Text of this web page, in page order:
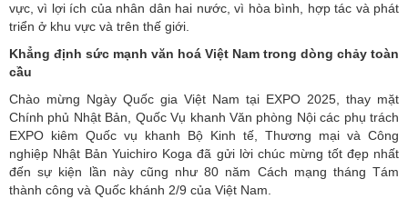
vực, vì lợi ích của nhân dân hai nước, vì hòa bình, hợp tác và phát
triển ở khu vực và trên thế giới.
Khẳng định sức mạnh văn hoá Việt Nam trong dòng chảy toàn
cầu
Chào mừng Ngày Quốc gia Việt Nam tại EXPO 2025, thay mặt
Chính phủ Nhật Bản, Quốc Vụ khanh Văn phòng Nội các phụ trách
EXPO kiêm Quốc vụ khanh Bộ Kinh tế, Thương mại và Công
nghiệp Nhật BảnYuichiro Koga đã gửi lời chúc mừng tốt đẹp nhất
đến sự kiện lần này cũng như 80 năm Cách mạng tháng Tám
thành công và Quốc khánh 2/9 của Việt Nam.